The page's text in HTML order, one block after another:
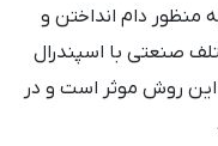
منظور دام انداختن و
صنعتی با اسپندرال
روش موثر است و در